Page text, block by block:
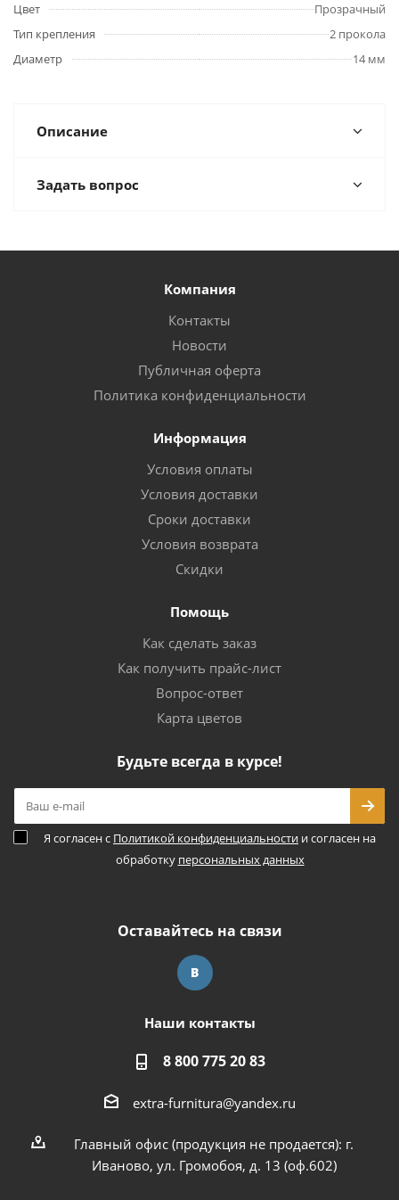
Цвет
Прозрачный
Тип крепления
2 прокола
Диаметр
14 мм
Описание
Задать вопрос
Компания
Контакты
Новости
Публичная оферта
Политика конфиденциальности
Информация
Условия оплаты
Условия доставки
Сроки доставки
Условия возврата
Скидки
Помощь
Как сделать заказ
Как получить прайс-лист
Вопрос-ответ
Карта цветов
Будьте всегда в курсе!
Я согласен с Политикой конфиденциальности и согласен на
обработку персональных данных
Оставайтесь на связи
Наши контакты
8 800 775 20 83
extra-furnitura@yandex.ru
Главный офис (продукция не продается): г.
Иваново, ул. Громобоя, д. 13 (оф.602)